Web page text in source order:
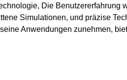
Die Benutzererfahrung
Simulationen, und präzise
Anwendungen zunehmen,